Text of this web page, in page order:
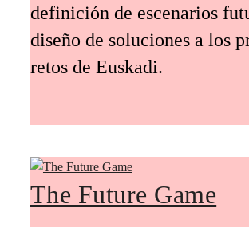
definición de escenarios
diseño de soluciones a los
retos de Euskadi.
The Future Game